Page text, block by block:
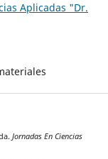
Aplicadas "Dr.
Jornadas En Ciencias